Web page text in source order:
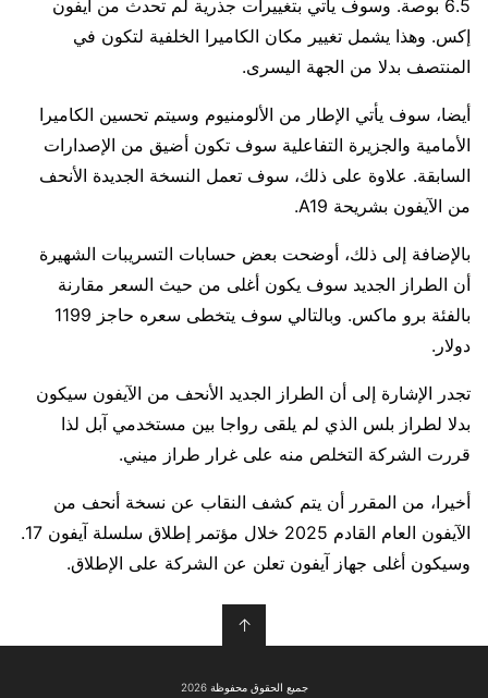
6.5 بوصة. وسوف يأتي بتغييرات جذرية لم تحدث من آيفون
إكس. وهذا يشمل تغيير مكان الكاميرا الخلفية لتكون في
المنتصف بدلا من الجهة اليسرى.
أيضا، سوف يأتي الإطار من الألومنيوم وسيتم تحسين الكاميرا
الأمامية والجزيرة التفاعلية سوف تكون أضيق من الإصدارات
السابقة. علاوة على ذلك، سوف تعمل النسخة الجديدة الأنحف
من الآيفون بشريحة A19.
بالإضافة إلى ذلك، أوضحت بعض حسابات التسريبات الشهيرة
أن الطراز الجديد سوف يكون أغلى من حيث السعر مقارنة
بالفئة برو ماكس. وبالتالي سوف يتخطى سعره حاجز 1199
دولار.
تجدر الإشارة إلى أن الطراز الجديد الأنحف من الآيفون سيكون
بدلا لطراز بلس الذي لم يلقى رواجا بين مستخدمي آبل لذا
قررت الشركة التخلص منه على غرار طراز ميني.
أخيرا، من المقرر أن يتم كشف النقاب عن نسخة أنحف من
الآيفون العام القادم 2025 خلال مؤتمر إطلاق سلسلة آيفون 17.
وسيكون أغلى جهاز آيفون تعلن عن الشركة على الإطلاق.
↑
جميع الحقوق محفوظة 2026